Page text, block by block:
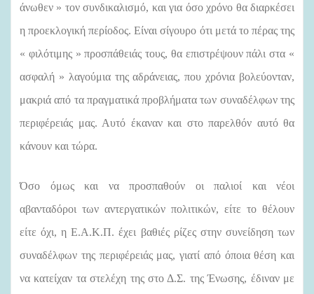
άνωθεν » τον συνδικαλισμό, και για όσο χρόνο θα διαρκέσει
η προεκλογική περίοδος. Είναι σίγουρο ότι μετά το πέρας της
« φιλότιμης » προσπάθειάς τους, θα επιστρέψουν πάλι στα «
ασφαλή » λαγούμια της αδράνειας, που χρόνια βολεύονταν,
μακριά από τα πραγματικά προβλήματα των συναδέλφων της
περιφέρειάς μας. Αυτό έκαναν και στο παρελθόν αυτό θα
κάνουν και τώρα.
Όσο όμως και να προσπαθούν οι παλιοί και νέοι
αβανταδόροι των αντεργατικών πολιτικών, είτε το θέλουν
είτε όχι, η Ε.Α.Κ.Π. έχει βαθιές ρίζες στην συνείδηση των
συναδέλφων της περιφέρειάς μας, γιατί από όποια θέση και
να κατείχαν τα στελέχη της στο Δ.Σ. της Ένωσης, έδιναν με